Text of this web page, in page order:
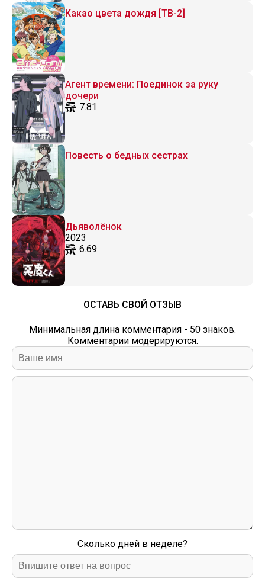
Какао цвета дождя [ТВ-2]
Агент времени: Поединок за руку
дочери
7.81
Повесть о бедных сестрах
Дьяволёнок
2023
6.69
ОСТАВЬ СВОЙ ОТЗЫВ
Минимальная длина комментария - 50 знаков.
Комментарии модерируются.
Сколько дней в неделе?